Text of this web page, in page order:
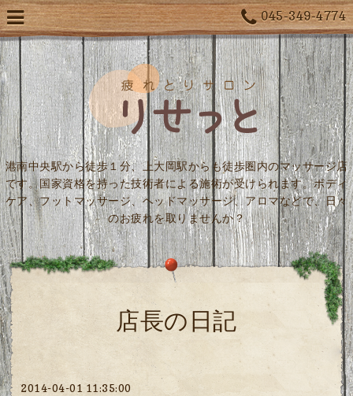
045-349-4774
港南中央駅から徒歩１分、上大岡駅からも徒歩圏内のマッサージ店
です。国家資格を持った技術者による施術が受けられます。ボディ
ケア、フットマッサージ、ヘッドマッサージ、アロマなどで、日々
のお疲れを取りませんか？
店長の日記
2014-04-01 11:35:00